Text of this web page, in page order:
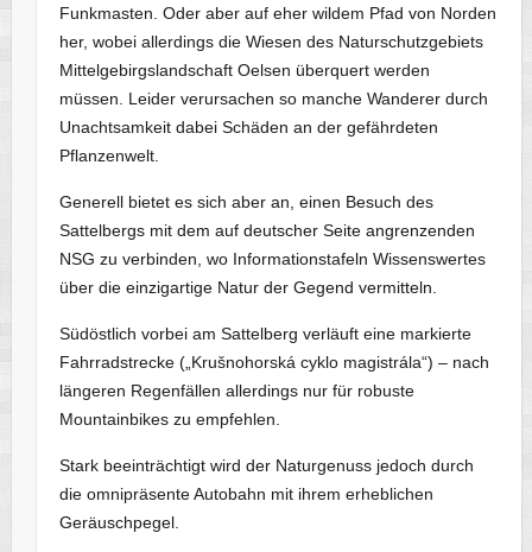
Funkmasten. Oder aber auf eher wildem Pfad von Norden
her, wobei allerdings die Wiesen des Naturschutzgebiets
Mittelgebirgslandschaft Oelsen überquert werden
müssen. Leider verursachen so manche Wanderer durch
Unachtsamkeit dabei Schäden an der gefährdeten
Pflanzenwelt.
Generell bietet es sich aber an, einen Besuch des
Sattelbergs mit dem auf deutscher Seite angrenzenden
NSG zu verbinden, wo Informationstafeln Wissenswertes
über die einzigartige Natur der Gegend vermitteln.
Südöstlich vorbei am Sattelberg verläuft eine markierte
Fahrradstrecke („Krušnohorská cyklo magistrála“) – nach
längeren Regenfällen allerdings nur für robuste
Mountainbikes zu empfehlen.
Stark beeinträchtigt wird der Naturgenuss jedoch durch
die omnipräsente Autobahn mit ihrem erheblichen
Geräuschpegel.